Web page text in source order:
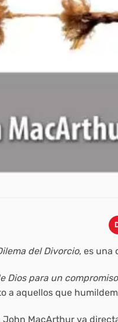
del Divorcio, es una
Dios para un
a aquellos que
John MacArthur va